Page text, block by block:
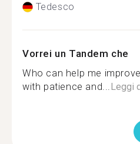
Tedesco
Vorrei un Tandem che
Who can help me
with patience and...Leggi